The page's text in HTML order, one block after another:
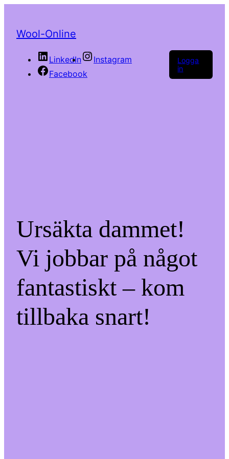
Wool-Online
LinkedIn
Instagram
Facebook
Logga
in
Ursäkta dammet!
Vi jobbar på något
fantastiskt – kom
tillbaka snart!